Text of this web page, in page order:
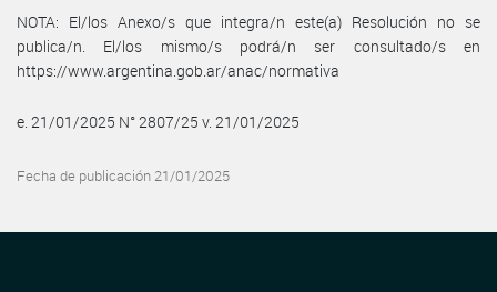
NOTA: El/los Anexo/s que integra/n este(a) Resolución no se
publica/n. El/los mismo/s podrá/n ser consultado/s en
https://www.argentina.gob.ar/anac/normativa
e. 21/01/2025 N° 2807/25 v. 21/01/2025
Fecha de publicación 21/01/2025